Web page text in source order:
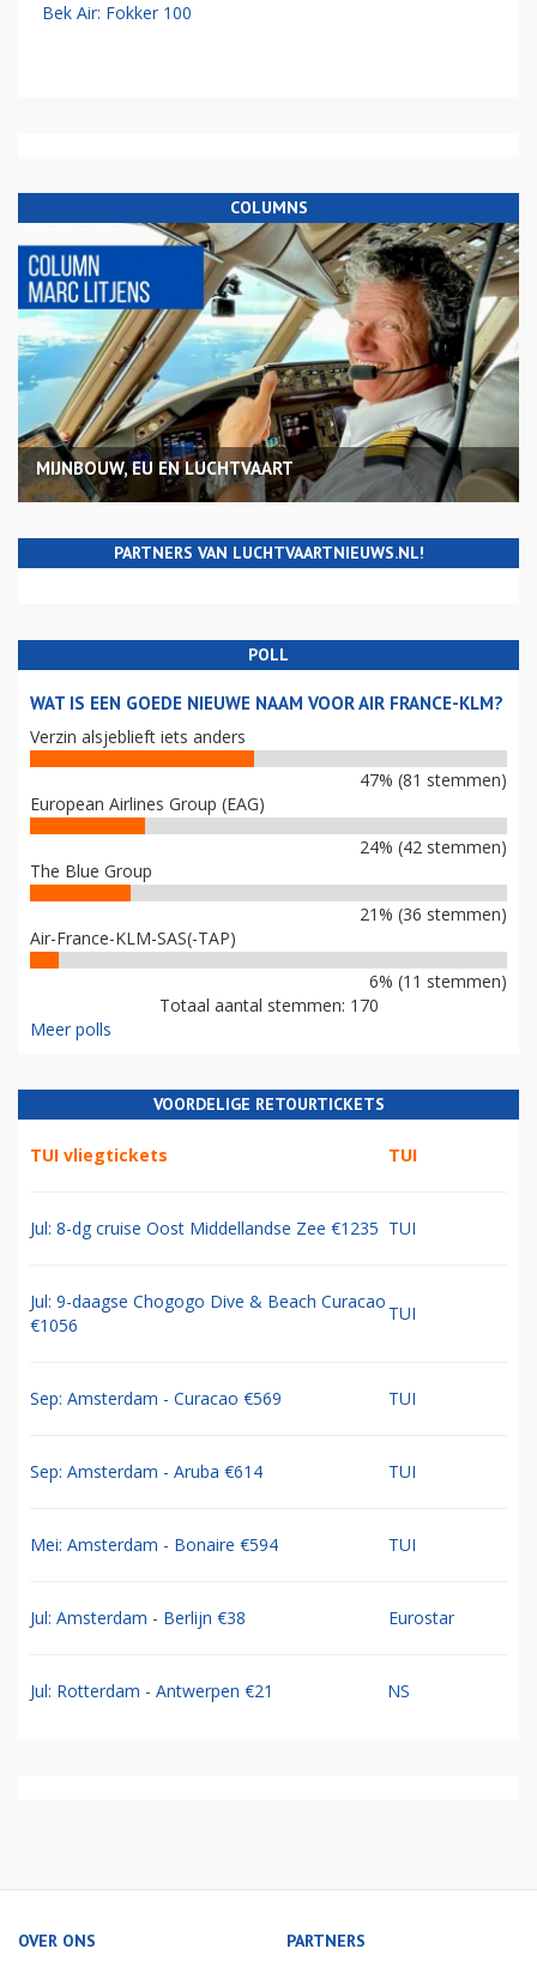
Bek Air: Fokker 100
COLUMNS
MIJNBOUW, EU EN LUCHTVAART
PARTNERS VAN LUCHTVAARTNIEUWS.NL!
POLL
WAT IS EEN GOEDE NIEUWE NAAM VOOR AIR FRANCE-KLM?
Verzin alsjeblieft iets anders
47% (81 stemmen)
European Airlines Group (EAG)
24% (42 stemmen)
The Blue Group
21% (36 stemmen)
Air-France-KLM-SAS(-TAP)
6% (11 stemmen)
Totaal aantal stemmen: 170
Meer polls
VOORDELIGE RETOURTICKETS
TUI vliegtickets TUI
Jul: 8-dg cruise Oost Middellandse Zee €1235 TUI
Jul: 9-daagse Chogogo Dive & Beach Curacao
€1056
TUI
Sep: Amsterdam - Curacao €569 TUI
Sep: Amsterdam - Aruba €614 TUI
Mei: Amsterdam - Bonaire €594 TUI
Jul: Amsterdam - Berlijn €38 Eurostar
Jul: Rotterdam - Antwerpen €21 NS
OVER ONS PARTNERS